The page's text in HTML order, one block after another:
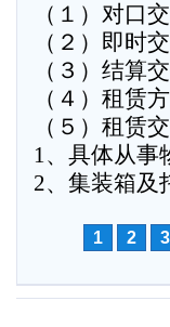
（１）对口
（２）即时
（３）结算
（４）租赁
（５）租赁
1、具体从事
2、集装箱及
1 2 3